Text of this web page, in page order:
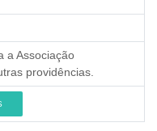
a Associação
providências.